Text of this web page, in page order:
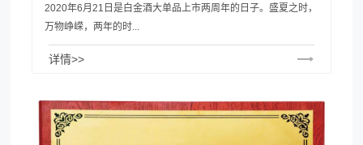
2020年6月21日是白金酒大单品上市两周年的日子。盛夏之时，
万物峥嵘，两年的时...
详情>>